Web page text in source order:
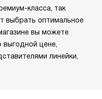
класса, так
выбрать оптимальное
вы можете
цене,
линейки,